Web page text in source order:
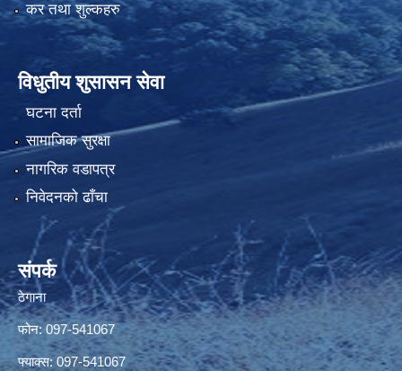
कर तथा शुल्कहरु
विधुतीय शुसासन सेवा
घटना दर्ता
सामाजिक सुरक्षा
नागरिक वडापत्र
निवेदनको ढाँचा
संपर्क
ठेगाना
फोन: 097-541067
फ्याक्स: 097-541067